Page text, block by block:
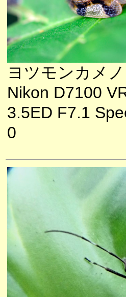
ヨツモンカメ
Nikon D7100
3.5ED F7.1
0